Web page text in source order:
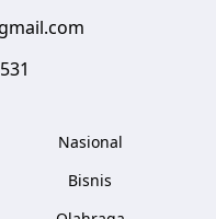
Nasional
Bisnis